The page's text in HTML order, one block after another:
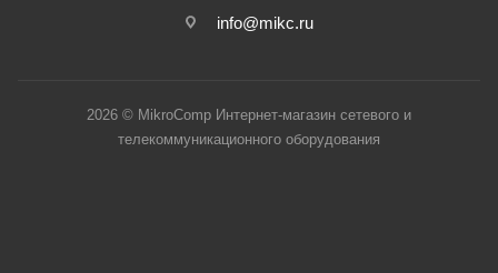
info@mikc.ru
2026 © MikroComp Интернет-магазин сетевого и
телекоммуникационного оборудования